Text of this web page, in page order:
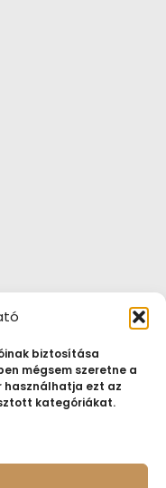
biztosítása
mégsem szeretne a
használhatja ezt az
kategóriákat.